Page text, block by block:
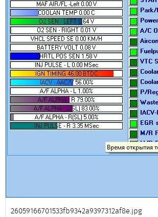
26059166701533fb9342a9397312af8e.jpg